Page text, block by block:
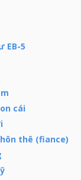
EB-5
cái
thê (fiance)